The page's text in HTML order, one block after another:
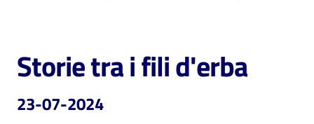
Cosa
puoi
fare
Salta al contenuto
Storie tra i fili d'erba
23-07-2024